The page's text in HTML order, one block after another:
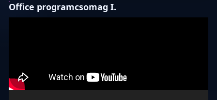
Office programcsomag I.